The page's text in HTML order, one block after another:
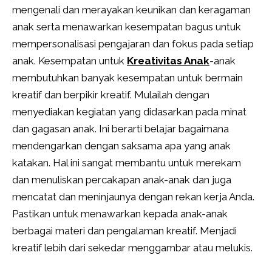
mengenali dan merayakan keunikan dan keragaman
anak serta menawarkan kesempatan bagus untuk
mempersonalisasi pengajaran dan fokus pada setiap
anak. Kesempatan untuk Kreativitas Anak-anak
membutuhkan banyak kesempatan untuk bermain
kreatif dan berpikir kreatif. Mulailah dengan
menyediakan kegiatan yang didasarkan pada minat
dan gagasan anak. Ini berarti belajar bagaimana
mendengarkan dengan saksama apa yang anak
katakan. Hal ini sangat membantu untuk merekam
dan menuliskan percakapan anak-anak dan juga
mencatat dan meninjaunya dengan rekan kerja Anda.
Pastikan untuk menawarkan kepada anak-anak
berbagai materi dan pengalaman kreatif. Menjadi
kreatif lebih dari sekedar menggambar atau melukis.